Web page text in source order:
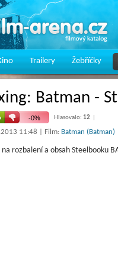
Trailery Žebříčky
Batman -
Hlasovalo: 12|
11:48 | Film: Batman (Batman)
na rozbalení a obsah Steelbooku